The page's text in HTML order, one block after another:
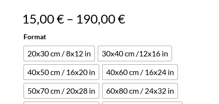
15,00€– 190,00€
Format
20x30 cm / 8x12 in
30x40 cm /12x16 in
40x50 cm / 16x20 in
40x60 cm / 16x24 in
50x70 cm / 20x28 in
60x80 cm / 24x32 in